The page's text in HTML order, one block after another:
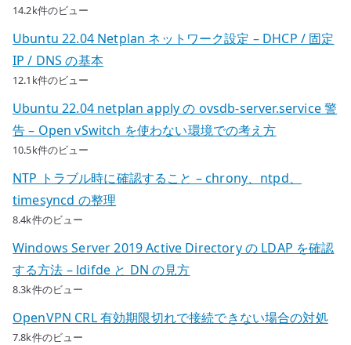
14.2k件のビュー
Ubuntu 22.04 Netplan ネットワーク設定 – DHCP / 固定
IP / DNS の基本
12.1k件のビュー
Ubuntu 22.04 netplan apply の ovsdb-server.service 警
告 – Open vSwitch を使わない環境での考え方
10.5k件のビュー
NTP トラブル時に確認すること – chrony、ntpd、
timesyncd の整理
8.4k件のビュー
Windows Server 2019 Active Directory の LDAP を確認
する方法 – ldifde と DN の見方
8.3k件のビュー
OpenVPN CRL 有効期限切れで接続できない場合の対処
7.8k件のビュー